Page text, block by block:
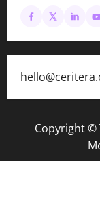
Copyright ©